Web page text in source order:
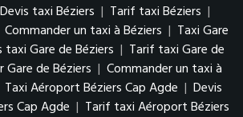
Devis taxi Béziers | Tarif taxi Béziers |
Commander un taxi à Béziers | Taxi Gare
taxi Gare de Béziers | Tarif taxi Gare de
Gare de Béziers | Commander un taxi à
Taxi Aéroport Béziers Cap Agde | Devis
Cap Agde | Tarif taxi Aéroport Béziers